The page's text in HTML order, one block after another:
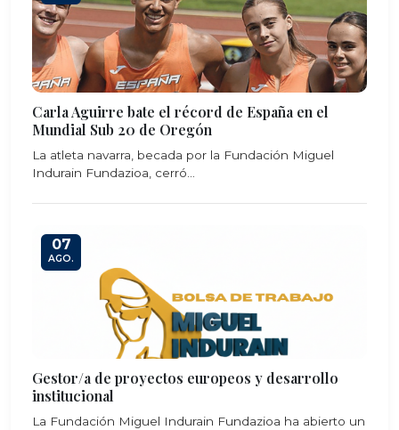
Carla Aguirre bate el récord de España en el
Mundial Sub 20 de Oregón
La atleta navarra, becada por la Fundación Miguel
Indurain Fundazioa, cerró...
07
AGO.
Gestor/a de proyectos europeos y desarrollo
institucional
La Fundación Miguel Indurain Fundazioa ha abierto un